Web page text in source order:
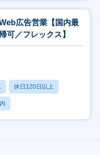
広告営業【国内最
可／フレックス】
休日120日以上